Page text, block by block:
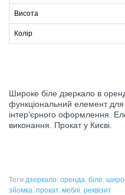
Висота
Колір
Широке біле дзеркало в
функціональний елемент
інтер’єрного оформлення.
виконання. Прокат у Києві.
Теги дзеркало, оренда, біле,
зйомка, прокат, меблі, реквізит